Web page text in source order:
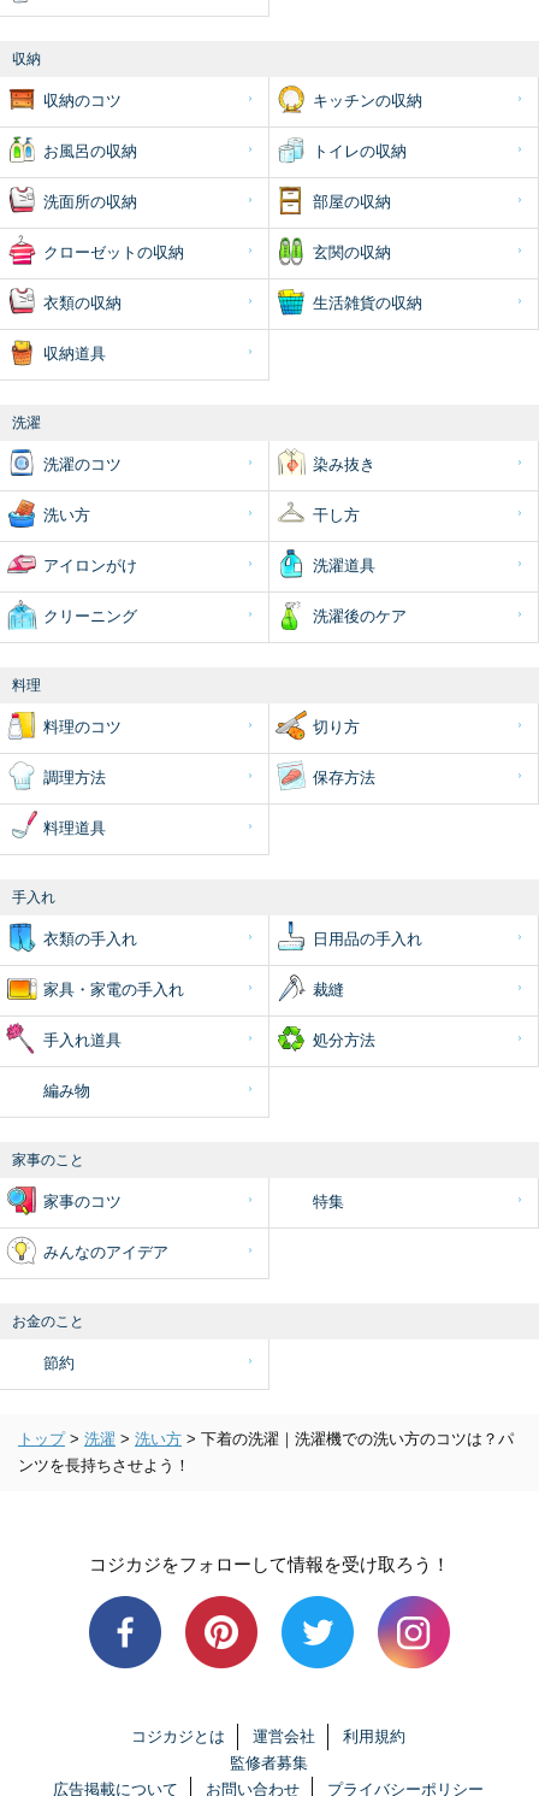
収納
収納のコツ キッチンの収納
お風呂の収納 トイレの収納
洗面所の収納 部屋の収納
クローゼットの収納 玄関の収納
衣類の収納 生活雑貨の収納
収納道具
洗濯
洗濯のコツ 染み抜き
洗い方 干し方
アイロンがけ 洗濯道具
クリーニング 洗濯後のケア
料理
料理のコツ 切り方
調理方法 保存方法
料理道具
手入れ
衣類の手入れ 日用品の手入れ
家具・家電の手入れ 裁縫
手入れ道具 処分方法
編み物
家事のこと
家事のコツ 特集
みんなのアイデア
お金のこと
節約
トップ > 洗濯 > 洗い方 > 下着の洗濯｜洗濯機での洗い方のコツは？パ
ンツを長持ちさせよう！
コジカジをフォローして情報を受け取ろう！
コジカジとは 運営会社
利用規約
監修者募集
広告掲載について
お問い合わせ プライバシーポリシー